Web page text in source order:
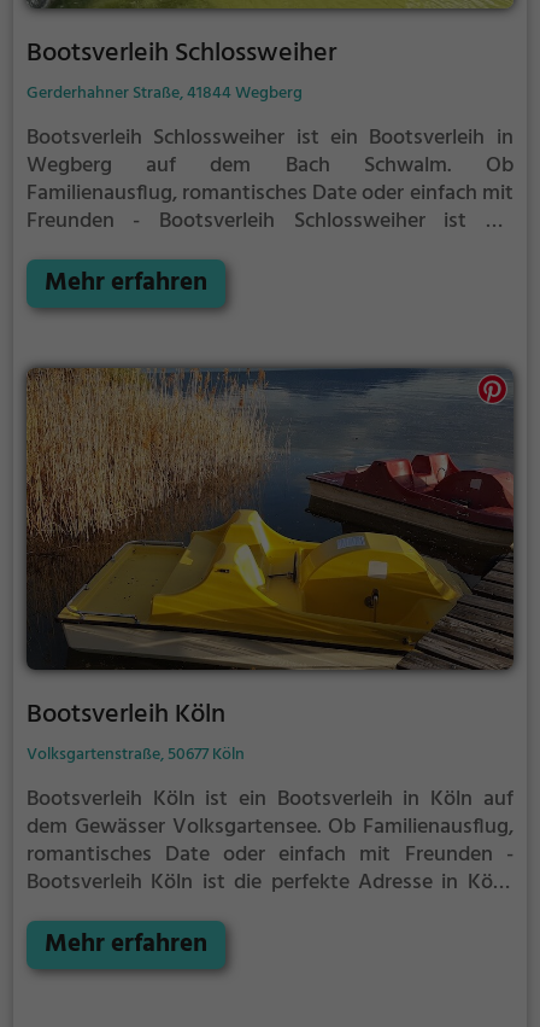
Bootsverleih Schlossweiher
Gerderhahner Straße, 41844 Wegberg
Bootsverleih Schlossweiher ist ein Bootsverleih in
Wegberg auf dem Bach Schwalm. Ob
Familienausflug, romantisches Date oder einfach mit
Freunden - Bootsverleih Schlossweiher ist die
Naturfreunde als auch Sportbegeisterte und echte
Wasserratten auf ihre Kosten.
Mehr erfahren
Bootsverleih Köln
Volksgartenstraße, 50677 Köln
Bootsverleih Köln ist ein Bootsverleih in Köln auf
dem Gewässer Volksgartensee. Ob Familienausflug,
romantisches Date oder einfach mit Freunden -
Bootsverleih Köln ist die perfekte Adresse in Köln.
Sportbegeisterte und echte Wasserratten auf ihre
Kosten.
Mehr erfahren